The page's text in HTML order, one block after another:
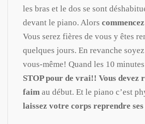
les bras et le dos se sont
devant le piano. Alors
Vous serez fières de vous y êtes
quelques jours. En revanche
vous-même! Quand les 10
STOP pour de vrai!! Vous devez
faim au début. Et le piano c’est
laissez votre corps reprendre